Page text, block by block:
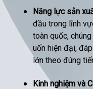
Năng lực sản
đầu trong lĩnh
toàn quốc,
uốn hiện đại,
lớn theo đúng
Kinh nghiệm và